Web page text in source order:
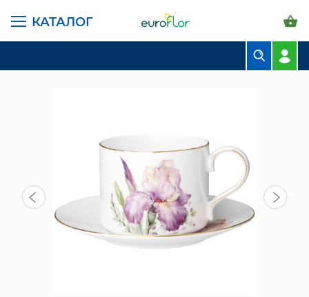
КАТАЛОГ
СВАДЕБНАЯ ФЛОРИСТИКА
КОМНАТНЫЕ РАСТЕНИЯ
ГОРШКИ И КАШПО
ГРУНТЫ И УДОБРЕНИЯ
ГЛАВНАЯ СТРАНИЦА КАТАЛОГ
ПРЕДМЕТЫ ИНТЕРЬЕРА